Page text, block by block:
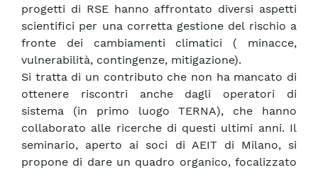
progetti di RSE hanno affrontato diversi aspetti
scientifici per una corretta gestione del rischio a
fronte dei cambiamenti climatici ( minacce,
vulnerabilità, contingenze, mitigazione).
Si tratta di un contributo che non ha mancato di
ottenere riscontri anche dagli operatori di
sistema (in primo luogo TERNA), che hanno
collaborato alle ricerche di questi ultimi anni. Il
seminario, aperto ai soci di AEIT di Milano, si
propone di dare un quadro organico, focalizzato